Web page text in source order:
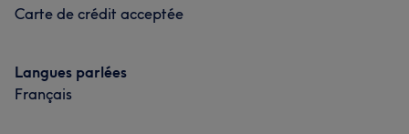
Carte de crédit acceptée
Langues parlées
Français